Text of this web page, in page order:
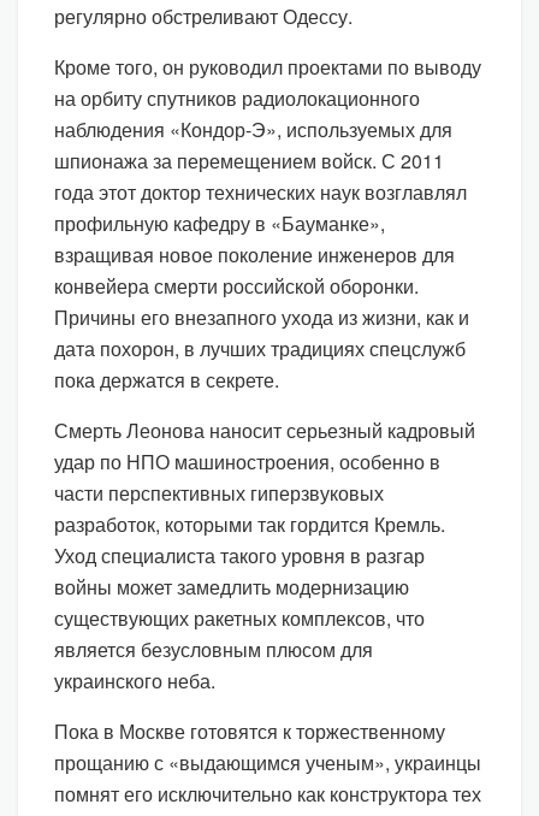
регулярно обстреливают Одессу.
Кроме того, он руководил проектами по выводу
на орбиту спутников радиолокационного
наблюдения «Кондор-Э», используемых для
шпионажа за перемещением войск. С 2011
года этот доктор технических наук возглавлял
профильную кафедру в «Бауманке»,
взращивая новое поколение инженеров для
конвейера смерти российской оборонки.
Причины его внезапного ухода из жизни, как и
дата похорон, в лучших традициях спецслужб
пока держатся в секрете.
Смерть Леонова наносит серьезный кадровый
удар по НПО машиностроения, особенно в
части перспективных гиперзвуковых
разработок, которыми так гордится Кремль.
Уход специалиста такого уровня в разгар
войны может замедлить модернизацию
существующих ракетных комплексов, что
является безусловным плюсом для
украинского неба.
Пока в Москве готовятся к торжественному
прощанию с «выдающимся ученым», украинцы
помнят его исключительно как конструктора тех